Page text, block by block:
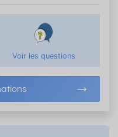
Voir les questions